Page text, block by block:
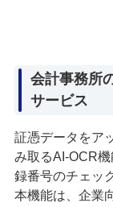
会計事務所
サービス
証憑データをア
み取るAI-OCR
録番号のチェッ
本機能は、企業